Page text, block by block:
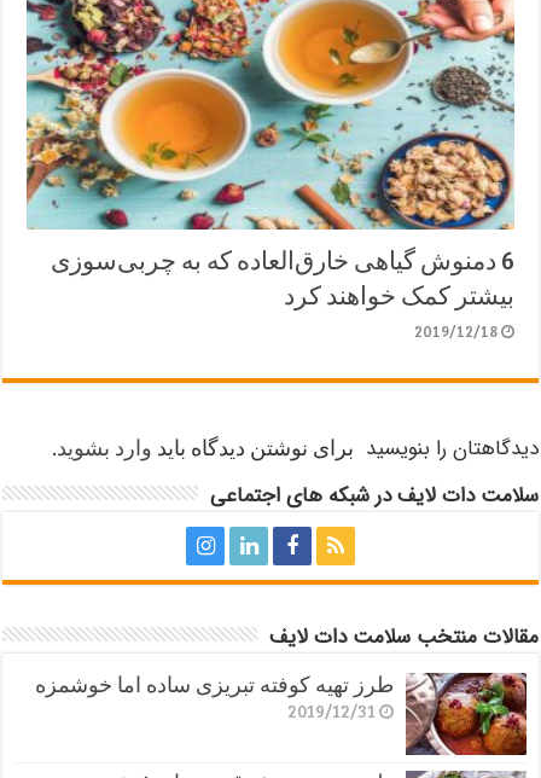
6 دمنوش گیاهی خارق‌العاده که به چربی‌سوزی
بیشتر کمک خواهند کرد
2019/12/18
دیدگاهتان را بنویسید برای نوشتن دیدگاه باید وارد بشوید.
سلامت دات لایف در شبکه های اجتماعی
مقالات منتخب سلامت دات لایف
طرز تهیه کوفته تبریزی ساده اما خوشمزه
2019/12/31